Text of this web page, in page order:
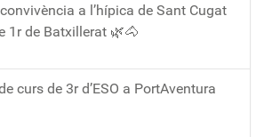
a l’hípica de Sant Cugat
1r de Batxillerat 🌿🐴
curs de 3r d’ESO a PortAventura